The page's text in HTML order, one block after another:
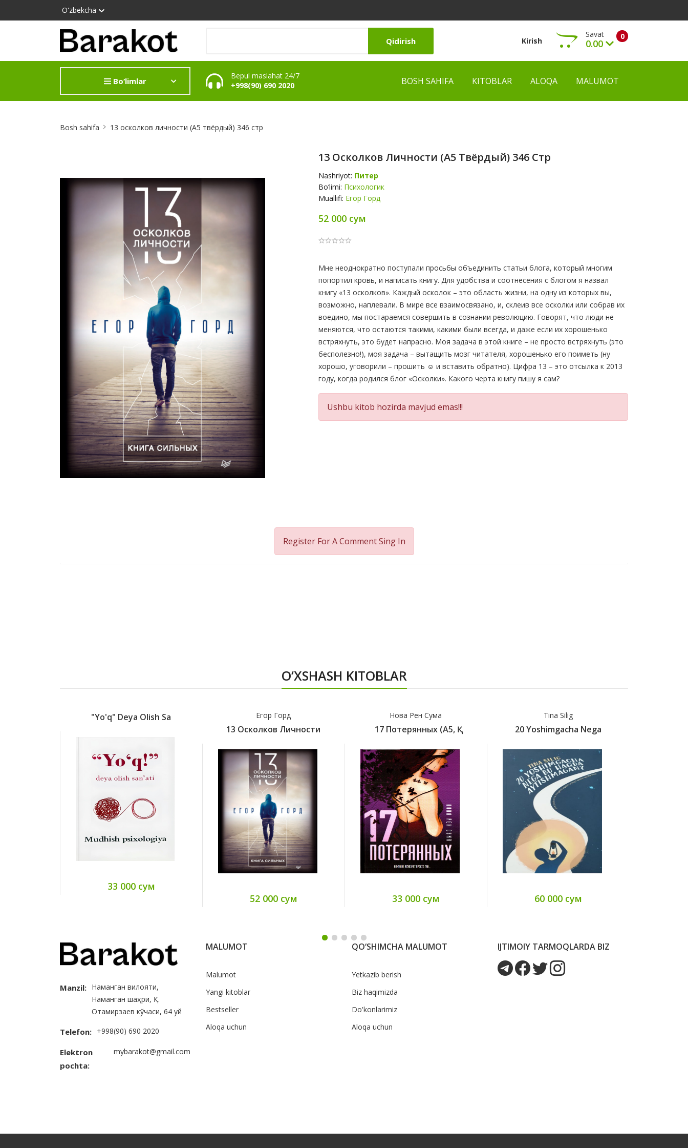
O'zbekcha
Qidirish Kirish 0
Savat
0.00
Ko‘rish
Bo‘limlar
Bepul maslahat 24/7
+998(90) 690 2020
BOSH SAHIFA KITOBLAR ALOQA MALUMOT
Bosh sahifa 13 осколков личности (А5 твёрдый) 346 стр
13 Осколков Личности (А5 Твёрдый) 346 Стр
Nashriyot: Питер
Bo‘limi: Психологик
Muallifi: Егор Горд
52 000 сум
Product
Summery
Мне неоднократно поступали просьбы объединить статьи блога, который многим
попортил кровь, и написать книгу. Для удобства и соотнесения с блогом я назвал
книгу «13 осколков». Каждый осколок – это область жизни, на одну из которых вы,
возможно, наплевали. В мире все взаимосвязано, и, склеив все осколки или собрав их
воедино, мы постараемся совершить в сознании революцию. Говорят, что люди не
меняются, что остаются такими, какими были всегда, и даже если их хорошенько
встряхнуть, это будет напрасно. Моя задача в этой книге – не просто встряхнуть (это
бесполезно!), моя задача – вытащить мозг читателя, хорошенько его поиметь (ну
хорошо, уговорили – прошить ☺ и вставить обратно). Цифра 13 – это отсылка к 2013
году, когда родился блог «Осколки». Какого черта книгу пишу я сам?
Ushbu kitob hozirda mavjud emas!!!
Register For A CommentSing In
O‘XSHASH KITOBLAR
"Yo'q" Deya Olish Sa
33 000 сум
Егор Горд
13 Осколков Личности
52 000 сум
Нова Рен Сума
17 Потерянных (А5, Қ
33 000 сум
Tina Silig
20 Yoshimgacha Nega
60 000 сум
Manzil: Наманган вилояти,
Наманган шаҳри, Қ.
Отамирзаев кўчаси, 64 уй
Telefon: +998(90) 690 2020
Elektron
pochta:
mybarakot@gmail.com
MALUMOT
Malumot
Yangi kitoblar
Bestseller
Aloqa uchun
QO‘SHIMCHA MALUMOT
Yetkazib berish
Biz haqimizda
Do'konlarimiz
Aloqa uchun
IJTIMOIY TARMOQLARDA BIZ